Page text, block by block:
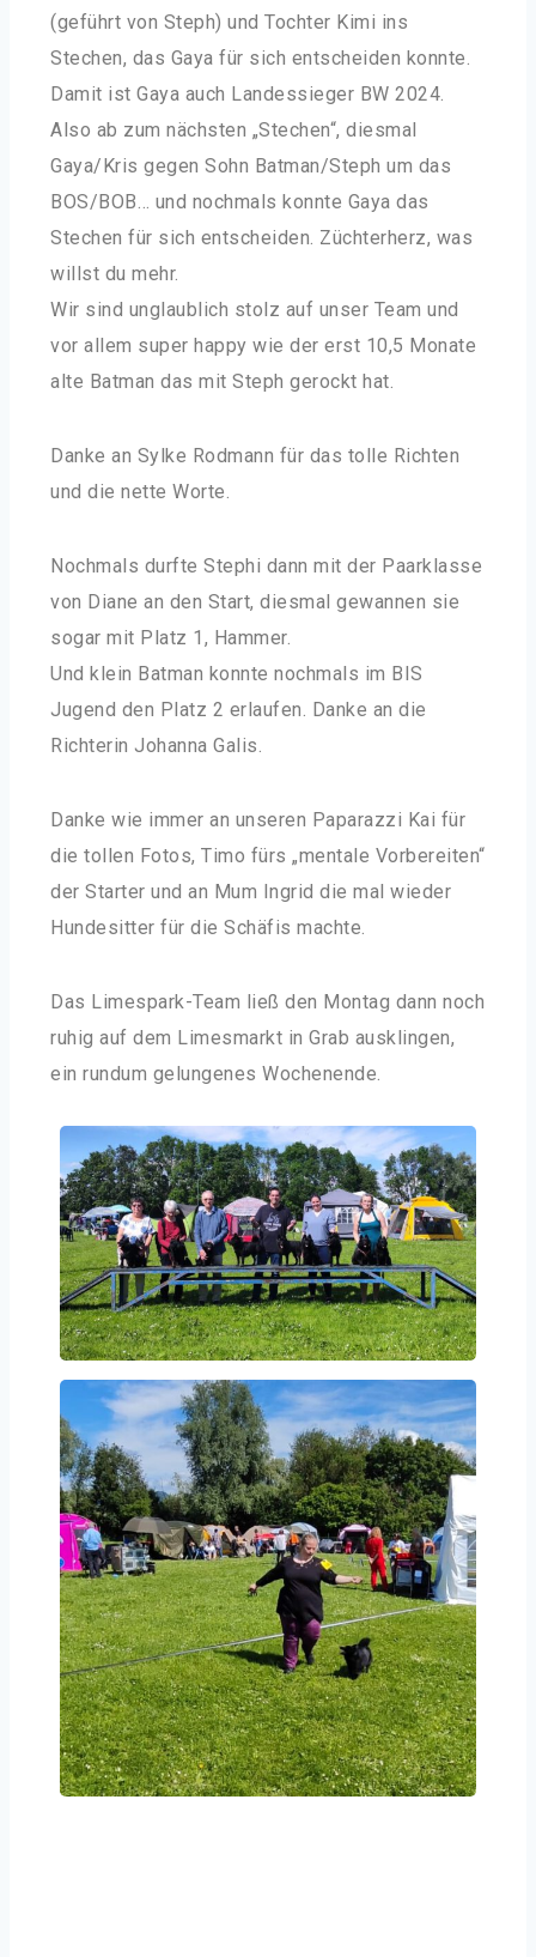
(geführt von Steph) und Tochter Kimi ins
Stechen, das Gaya für sich entscheiden konnte.
Damit ist Gaya auch Landessieger BW 2024.
Also ab zum nächsten „Stechen“, diesmal
Gaya/Kris gegen Sohn Batman/Steph um das
BOS/BOB… und nochmals konnte Gaya das
Stechen für sich entscheiden. Züchterherz, was
willst du mehr.
Wir sind unglaublich stolz auf unser Team und
vor allem super happy wie der erst 10,5 Monate
alte Batman das mit Steph gerockt hat.
Danke an Sylke Rodmann für das tolle Richten
und die nette Worte.
Nochmals durfte Stephi dann mit der Paarklasse
von Diane an den Start, diesmal gewannen sie
sogar mit Platz 1, Hammer.
Und klein Batman konnte nochmals im BIS
Jugend den Platz 2 erlaufen. Danke an die
Richterin Johanna Galis.
Danke wie immer an unseren Paparazzi Kai für
die tollen Fotos, Timo fürs „mentale Vorbereiten“
der Starter und an Mum Ingrid die mal wieder
Hundesitter für die Schäfis machte.
Das Limespark-Team ließ den Montag dann noch
ruhig auf dem Limesmarkt in Grab ausklingen,
ein rundum gelungenes Wochenende.